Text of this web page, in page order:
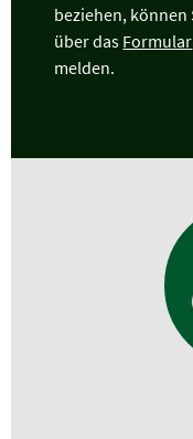
beziehen, können
über das Formular
melden.